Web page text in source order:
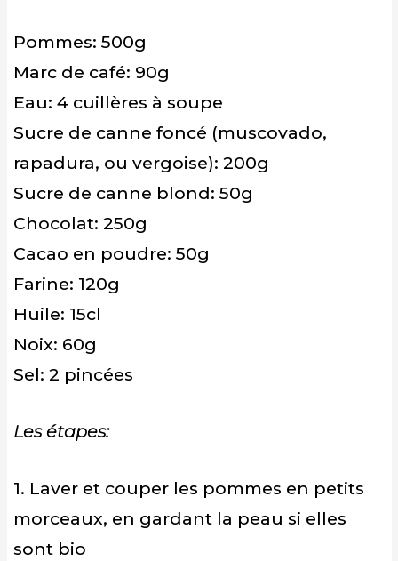
Pommes: 500g
Marc de café: 90g
Eau: 4 cuillères à soupe
Sucre de canne foncé (muscovado,
rapadura, ou vergoise): 200g
Sucre de canne blond: 50g
Chocolat: 250g
Cacao en poudre: 50g
Farine: 120g
Huile: 15cl
Noix: 60g
Sel: 2 pincées
Les étapes:
1. Laver et couper les pommes en petits
morceaux, en gardant la peau si elles
sont bio